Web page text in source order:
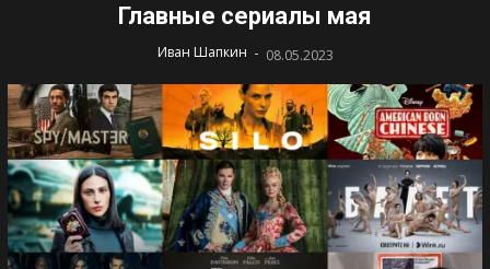
Главные сериалы мая
Иван Шапкин - 08.05.2023